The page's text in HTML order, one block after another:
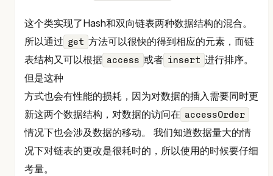
这个类实现了Hash和双向链表两种数据结构的混合。
所以通过 get 方法可以很快的得到相应的元素，而链
表结构又可以根据 access 或者 insert 进行排序。
但是这种
方式也会有性能的损耗，因为对数据的插入需要同时更
新这两个数据结构，对数据的访问在 accessOrder
情况下也会涉及数据的移动。 我们知道数据量大的情
况下对链表的更改是很耗时的，所以使用的时候要仔细
考量。